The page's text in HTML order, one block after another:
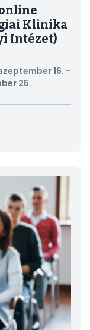
Klinika
Intézet)
16. -
25.